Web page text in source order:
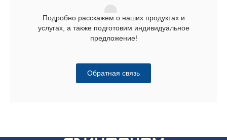
Подробно расскажем о наших продуктах и
услугах, а также подготовим индивидуальное
предложение!
Обратная связь